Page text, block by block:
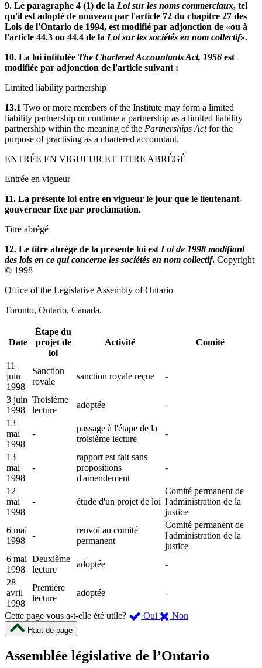
9. Le paragraphe 4 (1) de la Loi sur les noms commerciaux, tel
qu'il est adopté de nouveau par l'article 72 du chapitre 27 des
Lois de l'Ontario de 1994, est modifié par adjonction de «ou à
l'article 44.3 ou 44.4 de la Loi sur les sociétés en nom collectif».
10. La loi intitulée The Chartered Accountants Act, 1956 est
modifiée par adjonction de l'article suivant :
Limited liability partnership
13.1 Two or more members of the Institute may form a limited
liability partnership or continue a partnership as a limited liability
partnership within the meaning of the Partnerships Actfor the
purpose of practising as a chartered accountant.
ENTRÉE EN VIGUEUR ET TITRE ABRÉGÉ
Entrée en vigueur
11. La présente loi entre en vigueur le jour que le lieutenant-
gouverneur fixe par proclamation.
Titre abrégé
12. Le titre abrégé de la présente loi est Loi de 1998 modifiant
des lois en ce qui concerne les sociétés en nom collectif. Copyright
© 1998
Office of the Legislative Assembly of Ontario
Toronto, Ontario, Canada.
Date
Étape du
projet de
loi
Activité Comité
11
juin
1998
Sanction
royale
sanction royale reçue -
3 juin
1998
Troisième
lecture
adoptée
-
13
mai
1998
-
passage à l'étape de la
troisième lecture
-
13
mai
1998
-
rapport est fait sans
propositions
d'amendement
-
12
mai
1998
- étude d'un projet de loi
Comité permanent de
l'administration de la
justice
6 mai
1998
-
renvoi au comité
permanent
Comité permanent de
l'administration de la
justice
6 mai
1998
Deuxième
lecture
adoptée
-
28
avril
1998
Première
lecture
adoptée -
Cette page vous a-t-elle été utile? Oui ,
été
Non
m’a
Haut de page
Assemblée législative de l’Ontario